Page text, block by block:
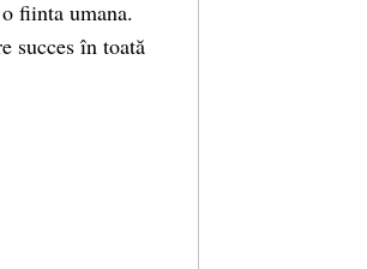
fiinta umana.
succes în toată